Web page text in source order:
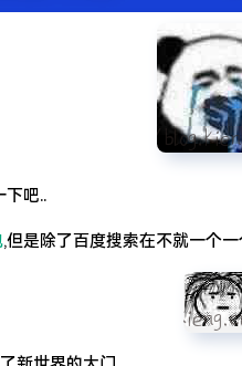
下吧..
,但是除了百度搜索在不就一个